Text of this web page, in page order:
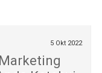
5 Okt 2022